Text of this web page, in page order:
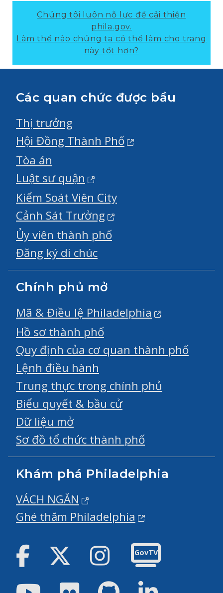
Chúng tôi luôn nỗ lực để cải thiện
phila.gov.
Làm thế nào chúng ta có thể làm cho trang
này tốt hơn?
Các quan chức được bầu
Thị trưởng
Hội Đồng Thành Phố
Tòa án
Luật sư quận
Kiểm Soát Viên City
Cảnh Sát Trưởng
Ủy viên thành phố
Đăng ký di chúc
Chính phủ mở
Mã & Điều lệ Philadelphia
Hồ sơ thành phố
Quy định của cơ quan thành phố
Lệnh điều hành
Trung thực trong chính phủ
Biểu quyết & bầu cử
Dữ liệu mở
Sơ đồ tổ chức thành phố
Khám phá Philadelphia
VÁCH NGĂN
Ghé thăm Philadelphia
Facebook Twitter Instagram
GovTV
YoutubeFlickr GitHub